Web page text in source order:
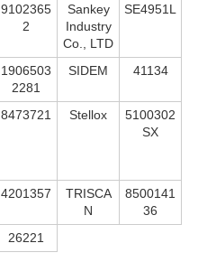
9102365
2
Sankey
Industry
Co., LTD
SE4951L
1906503
2281
SIDEM 41134
8473721 Stellox
5100302
SX
4201357
TRISCA
N
8500141
36
26221